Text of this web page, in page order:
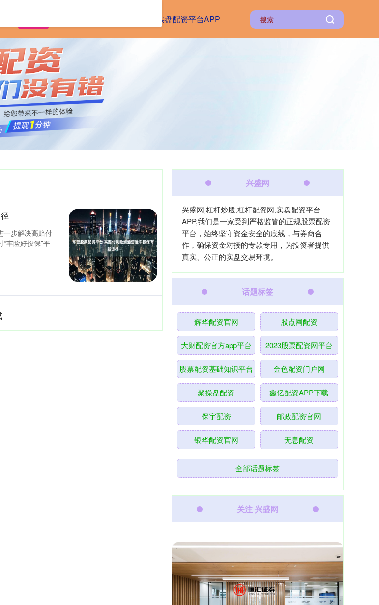
实盘配资平台APP
一步解决高赔付
车险好投保”平
兴盛网
兴盛网,杠杆炒股,杠杆配资网,实盘配资平台
APP,我们是一家受到严格监管的正规股票配资
平台，始终坚守资金安全的底线，与券商合
作，确保资金对接的专款专用，为投资者提供
真实、公正的实盘交易环境。
话题标签
辉华配资官网 股点网配资
大财配资官方app平台 2023股票配资网平台
股票配资基础知识平台 金色配资门户网
聚操盘配资 鑫亿配资APP下载
保宇配资 邮政配资官网
银华配资官网 无息配资
全部话题标签
关注 兴盛网